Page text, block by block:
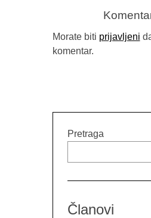
BOSNA“OMERA Ć.
I MEHMEDA
Morate biti prijavljeni
komentar.
Pretraga
Članovi